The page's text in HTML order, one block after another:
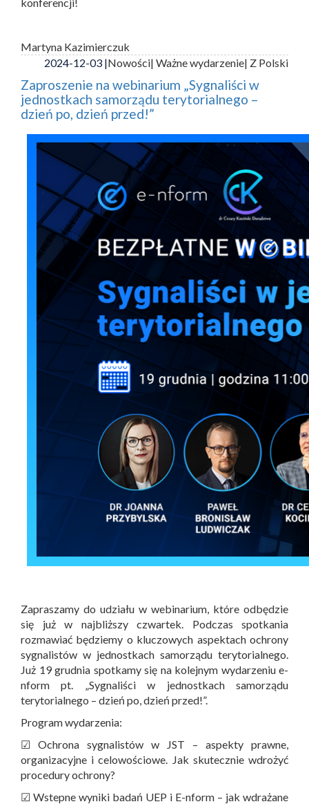
Martyna Kazimierczuk
2024-12-03 |Nowości| Ważne wydarzenie| Z Polski
Zaproszenie na webinarium „Sygnaliści w
jednostkach samorządu terytorialnego –
dzień po, dzień przed!”
Zapraszamy do udziału w webinarium, które odbędzie
się już w najbliższy czwartek. Podczas spotkania
rozmawiać będziemy o kluczowych aspektach ochrony
sygnalistów w jednostkach samorządu terytorialnego.
Już 19 grudnia spotkamy się na kolejnym wydarzeniu e-
nform pt. „Sygnaliści w jednostkach samorządu
terytorialnego – dzień po, dzień przed!”.
Program wydarzenia:
☑ Ochrona sygnalistów w JST – aspekty prawne,
organizacyjne i celowościowe. Jak skutecznie wdrożyć
procedury ochrony?
☑ Wstepne wyniki badań UEP i E-nform – jak wdrażane